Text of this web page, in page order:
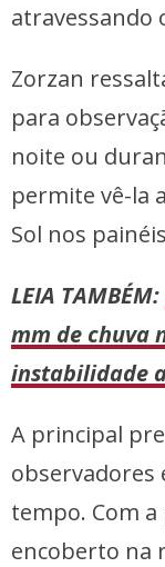
atravessando
Zorzan
para
noite ou
permite vê-la
Sol nos
LEIA TAMBÉM:
mm de chuva
instabilidade
A principal
observadores
tempo. Com a
encoberto na